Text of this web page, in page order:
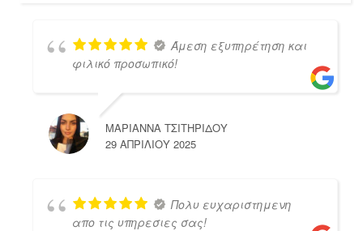
Άμεση εξυπηρέτηση και
φιλικό προσωπικό!
ΜΑΡΙΑΝΝΑ ΤΣΙΤΗΡΙΔΟΥ
29 ΑΠΡΙΛΊΟΥ 2025
Πολυ ευχαριστημενη
απο τις υπηρεσιες σας!